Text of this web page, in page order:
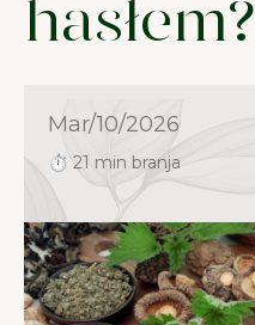
hasłem?
Mar/10/2026
⏱ 21 min branja